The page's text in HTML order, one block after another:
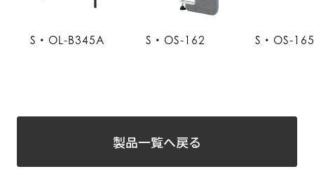
S・OL-B345A S・OS-162 S・OS-165
製品一覧へ戻る